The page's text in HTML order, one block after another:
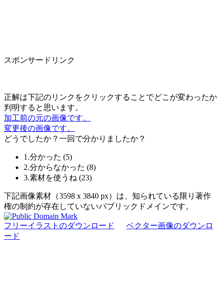
スポンサードリンク
正解は下記のリンクをクリックすることでどこが変わったか
判明すると思います。
加工前の元の画像です。
変更後の画像です。
どうでしたか？一回で分かりましたか？
1.分かった (5)
2.分からなかった (8)
3.素材を使うね (23)
下記画像素材（3598 x 3840 px）は、知られている限り著作
権の制約が存在していないパブリックドメインです。
フリーイラストのダウンロード
ベクター画像のダウンロ
ード